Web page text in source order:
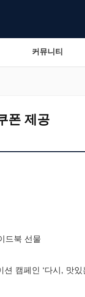
커뮤니티
폰 제공
드북 선물
캠페인 ‘다시, 맛있